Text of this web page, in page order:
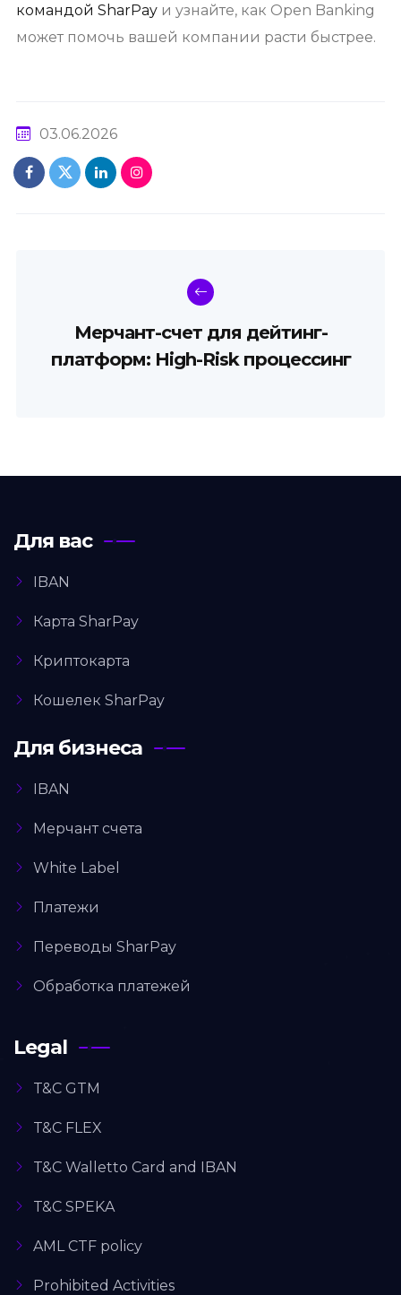
командой SharPay и узнайте, как Open Banking
может помочь вашей компании расти быстрее.
03.06.2026
Мерчант-счет для дейтинг-
платформ: High-Risk процессинг
Для вас
IBAN
Карта SharPay
Криптокарта
Кошелек SharPay
Для бизнеса
IBAN
Мерчант счета
White Label
Платежи
Переводы SharPay
Обработка платежей
Legal
T&C GTM
T&C FLEX
T&C Walletto Card and IBAN
T&C SPEKA
AML CTF policy
Prohibited Activities